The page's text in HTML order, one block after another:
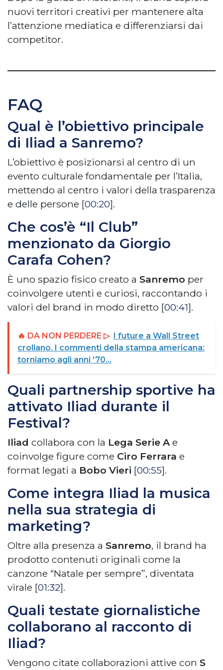
nuovi territori creativi per mantenere alta
l’attenzione mediatica e differenziarsi dai
competitor.
FAQ
Qual è l’obiettivo principale
di Iliad a Sanremo?
L’obiettivo è posizionarsi al centro di un
evento culturale fondamentale per l’Italia,
mettendo al centro i valori della trasparenza
e delle persone [00:20].
Che cos’è “Il Club”
menzionato da Giorgio
Carafa Cohen?
È uno spazio fisico creato a Sanremo per
coinvolgere utenti e curiosi, raccontando i
valori del brand in modo diretto [00:41].
🔥 DA NON PERDERE ▷ I future a Wall Street
crollano. I commenti della stampa americana:
torniamo agli anni '70...
Quali partnership sportive ha
attivato Iliad durante il
Festival?
Iliad collabora con la Lega Serie Ae
coinvolge figure come Ciro Ferrara e
format legati a Bobo Vieri [00:55].
Come integra Iliad la musica
nella sua strategia di
marketing?
Oltre alla presenza a Sanremo, il brand ha
prodotto contenuti originali come la
canzone “Natale per sempre”, diventata
virale [01:32].
Quali testate giornalistiche
collaborano al racconto di
Iliad?
Vengono citate collaborazioni attive con S